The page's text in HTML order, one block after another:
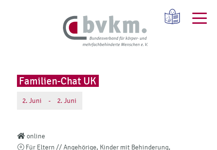
Familien-Chat UK
2.Juni - 2.Juni
online
Für Eltern // Angehörige, Kinder mit Behinderung,